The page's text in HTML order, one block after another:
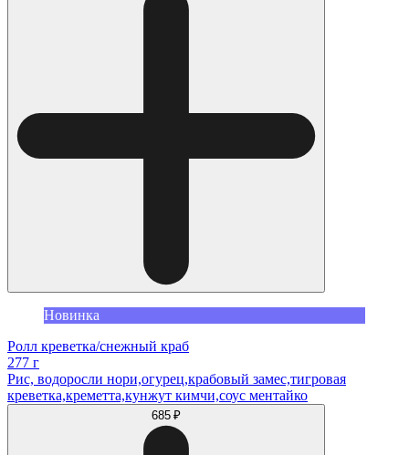
Новинка
Ролл креветка/снежный краб
277 г
Рис, водоросли нори,огурец,крабовый замес,тигровая
креветка,креметта,кунжут кимчи,соус ментайко
685 ₽